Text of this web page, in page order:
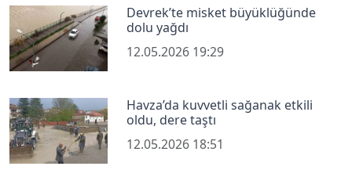
Devrek’te misket büyüklüğünde
dolu yağdı
12.05.2026 19:29
Havza’da kuvvetli sağanak etkili
oldu, dere taştı
12.05.2026 18:51